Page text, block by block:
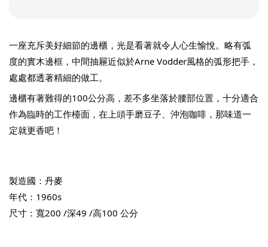
一座充斥美好細節的邊櫃，光是看著就令人心生愉悅。略有弧
度的實木邊框，中間抽屜近似於Arne Vodder風格的弧形把手，
處處都透著精細的做工。
邊櫃有著難得的100公分高，差不多坐落於腰部位置，十分適合
作為臨時的工作檯面，在上頭手磨豆子、沖泡咖啡，那味道一
定就更香吧！
製造國：丹麥
年代：1960s
尺寸：寬200 /深49 /高100 公分